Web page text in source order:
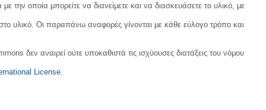
οποία μπορείτε να διανείμετε και να διασκευάσετε το υλικό, με
υλικό. Οι παραπάνω αναφορές γίνονται με κάθε εύλογο τρόπο και
δεν αναιρεί ούτε υποκαθιστά τις ισχύουσες διατάξεις του νόμου
License.